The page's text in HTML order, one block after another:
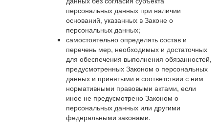
персональных данных при наличии
оснований, указанных в Законе о
персональных данных;
самостоятельно определять состав и
перечень мер, необходимых и достаточных
для обеспечения выполнения обязанностей,
предусмотренных Законом о персональных
данных и принятыми в соответствии с ним
нормативными правовыми актами, если
иное не предусмотрено Законом о
персональных данных или другими
федеральными законами.